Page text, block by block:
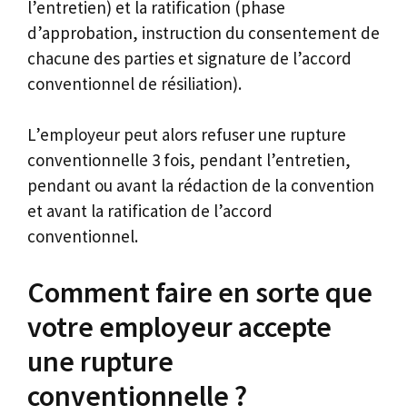
l’entretien) et la ratification (phase
d’approbation, instruction du consentement de
chacune des parties et signature de l’accord
conventionnel de résiliation).
L’employeur peut alors refuser une rupture
conventionnelle 3 fois, pendant l’entretien,
pendant ou avant la rédaction de la convention
et avant la ratification de l’accord
conventionnel.
Comment faire en sorte que
votre employeur accepte
une rupture
conventionnelle ?